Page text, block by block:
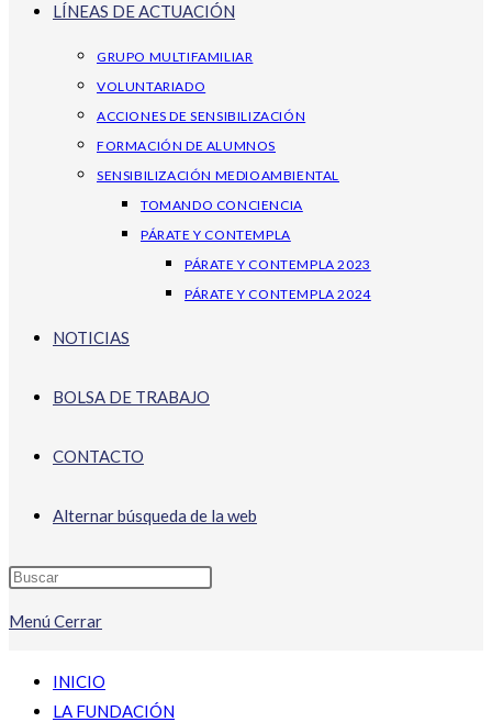
LÍNEAS DE ACTUACIÓN
GRUPO MULTIFAMILIAR
VOLUNTARIADO
ACCIONES DE SENSIBILIZACIÓN
FORMACIÓN DE ALUMNOS
SENSIBILIZACIÓN MEDIOAMBIENTAL
TOMANDO CONCIENCIA
PÁRATE Y CONTEMPLA
PÁRATE Y CONTEMPLA 2023
PÁRATE Y CONTEMPLA 2024
NOTICIAS
BOLSA DE TRABAJO
CONTACTO
Alternar búsqueda de la web
Menú Cerrar
INICIO
LA FUNDACIÓN